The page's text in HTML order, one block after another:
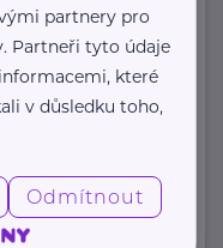
partnery pro
Partneři tyto údaje
které
v důsledku toho,
Odmítnout